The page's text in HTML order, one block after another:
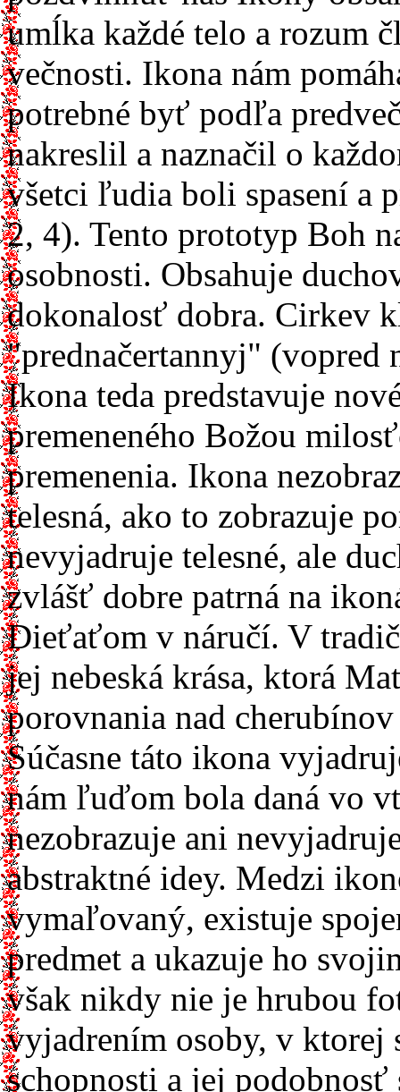
umĺka každé telo a rozum
večnosti. Ikona nám
potrebné byť podľa
nakreslil a naznačil o
všetci ľudia boli spasení a
2, 4). Tento prototyp Boh
osobnosti. Obsahuje
dokonalosť dobra. Cirkev
"prednačertannyj" (vopred
Ikona teda predstavuje
premeneného Božou
premenenia. Ikona
telesná, ako to zobrazuje
nevyjadruje telesné, ale
zvlášť dobre patrná na
Dieťaťom v náručí. V
jej nebeská krása, ktorá
porovnania nad cherubínov
Súčasne táto ikona
nám ľuďom bola daná vo
nezobrazuje ani
abstraktné idey. Medzi
vymaľovaný, existuje
predmet a ukazuje ho
však nikdy nie je hrubou
vyjadrením osoby, v ktorej
schopnosti a jej